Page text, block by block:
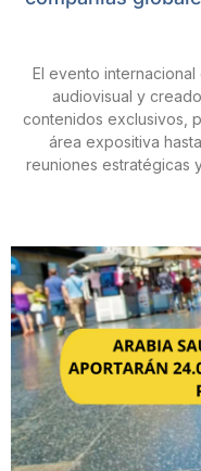
El evento
audiovisual y
contenidos exclusivos,
área expositiva
reuniones estratégicas